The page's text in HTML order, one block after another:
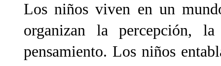
Los niños viven en un
organizan la percepción,
pensamiento. Los niños